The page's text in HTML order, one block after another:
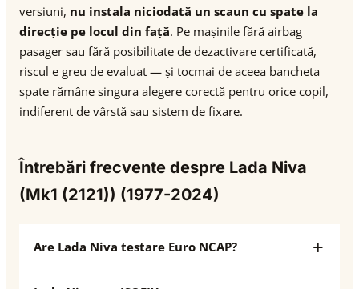
versiuni, nu instala niciodată un scaun cu spate la
direcție pe locul din față. Pe mașinile fără airbag
pasager sau fără posibilitate de dezactivare certificată,
riscul e greu de evaluat — și tocmai de aceea bancheta
spate rămâne singura alegere corectă pentru orice copil,
indiferent de vârstă sau sistem de fixare.
Întrebări frecvente despre Lada Niva
(Mk1 (2121)) (1977-2024)
Are Lada Niva testare Euro NCAP?